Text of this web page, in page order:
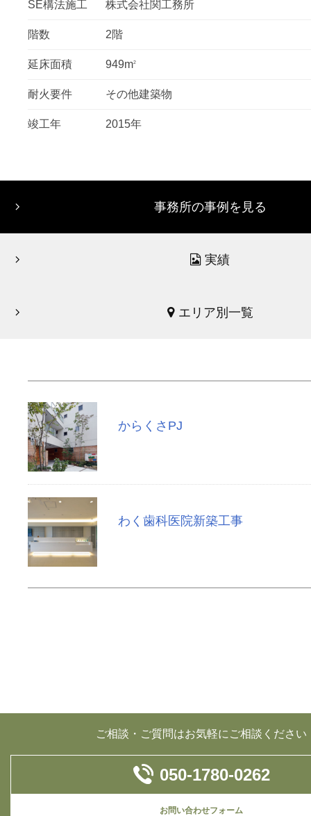
SE構法施工 株式会社関工務所
階数 2階
延床面積 949m2
耐火要件 その他建築物
竣工年 2015年
事務所の事例を見る
実績
エリア別一覧
からくさPJ
わく歯科医院新築工事
ご相談・ご質問はお気軽にご相談ください
050-1780-0262
お問い合わせフォーム